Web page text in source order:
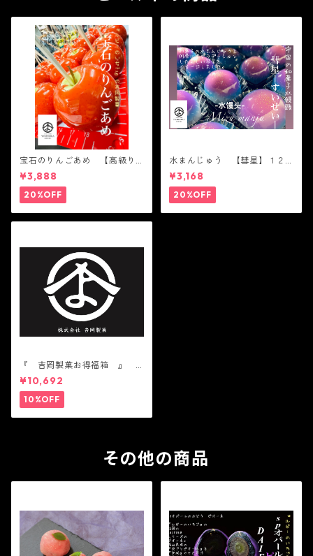
宝石のりんごあめ 【高級り
んご】６個入り ツルツル
かわいい 綺麗 宇宙 Gal
axy
¥3,888
20%OFF
水まんじゅう 【彗星】１２
個入り ツルツル かわい
い 綺麗 父の日 宇宙 Gal
axy
¥3,168
20%OFF
『 吉岡製菓お得福箱 』
かわいい 人気 テレビ
で話題 中元 贈り物 ギ
フト 機能性表示食品
¥10,692
10%OFF
その他の商品